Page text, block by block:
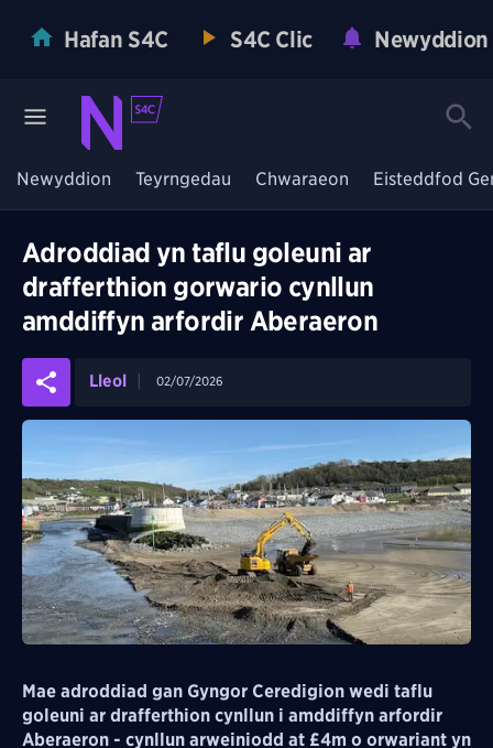
Hafan S4C S4C Clic Newyddion
Newyddion Teyrngedau Chwaraeon Eisteddfod
Adroddiad yn taflu goleuni ar
drafferthion gorwario cynllun
amddiffyn arfordir Aberaeron
Lleol 02/07/2026
Mae adroddiad gan Gyngor Ceredigion wedi taflu
goleuni ar drafferthion cynllun i amddiffyn arfordir
Aberaeron - cynllun arweiniodd at £4m o orwariant yn